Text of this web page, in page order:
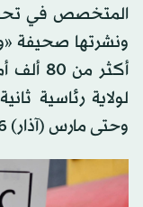
المتخصص في
ونشرتها صحيفة
أكثر
وحتى مارس (آذار) 2026.